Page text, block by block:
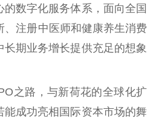
的数字化服务体系，面向全国
、注册中医师和健康养生消费
长期业务增长提供充足的想象
之路，与新荷花的全球化扩
能成功亮相国际资本市场的舞